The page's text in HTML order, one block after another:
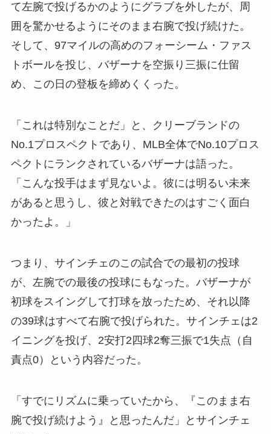
て左腕で投げるかのようにグラブを外したが、周
囲を驚かせるようにそのまま右腕で投げ続けた。
そして、97マイルの高めのフォーシーム・ファス
トボールを投じ、バザーナを空振り三振に仕留
め、この日の登板を締めくくった。
「これは特別なことだ」と、クリーブランドの
No.1プロスペクトであり、MLB全体でNo.10プロス
ペクトにランクされているバザーナは語った。
「こんな投手はまず見ないよ。彼には明るい未来
があると思うし、彼と対戦できたのはすごく面白
かったよ。」
つまり、サインチェのこの試合での最初の投球
が、左腕での最後の投球にもなった。バザーナが
初球をスイングして打球を放ったため、それ以降
の39球はすべて右腕で投げられた。サインチェは2
イニングを投げ、2安打2四球2奪三振で1失点（自
責点0）という内容だった。
「すでにリズムに乗っていたから、『このまま右
腕で投げ続けよう』と思ったんだ」とサインチェ